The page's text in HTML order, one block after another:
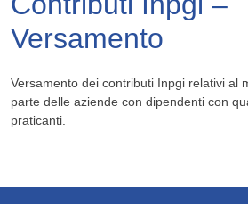
Versamento
Versamento dei contributi Inpgi relativi al
parte delle aziende con dipendenti con
praticanti.